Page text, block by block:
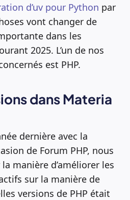
d’uv pour Python par
vont changer de
dans les
2025. L’un de nos
est PHP.
dans Materia
dernière avec la
de Forum PHP, nous
manière d’améliorer les
sur la manière de
versions de PHP était